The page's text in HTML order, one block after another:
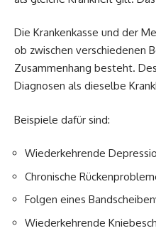
Die Krankenkasse und der
ob zwischen verschiedenen
Zusammenhang besteht.
Diagnosen als dieselbe
Beispiele dafür sind:
Wiederkehrende
Chronische
Folgen eines
Wiederkehrende